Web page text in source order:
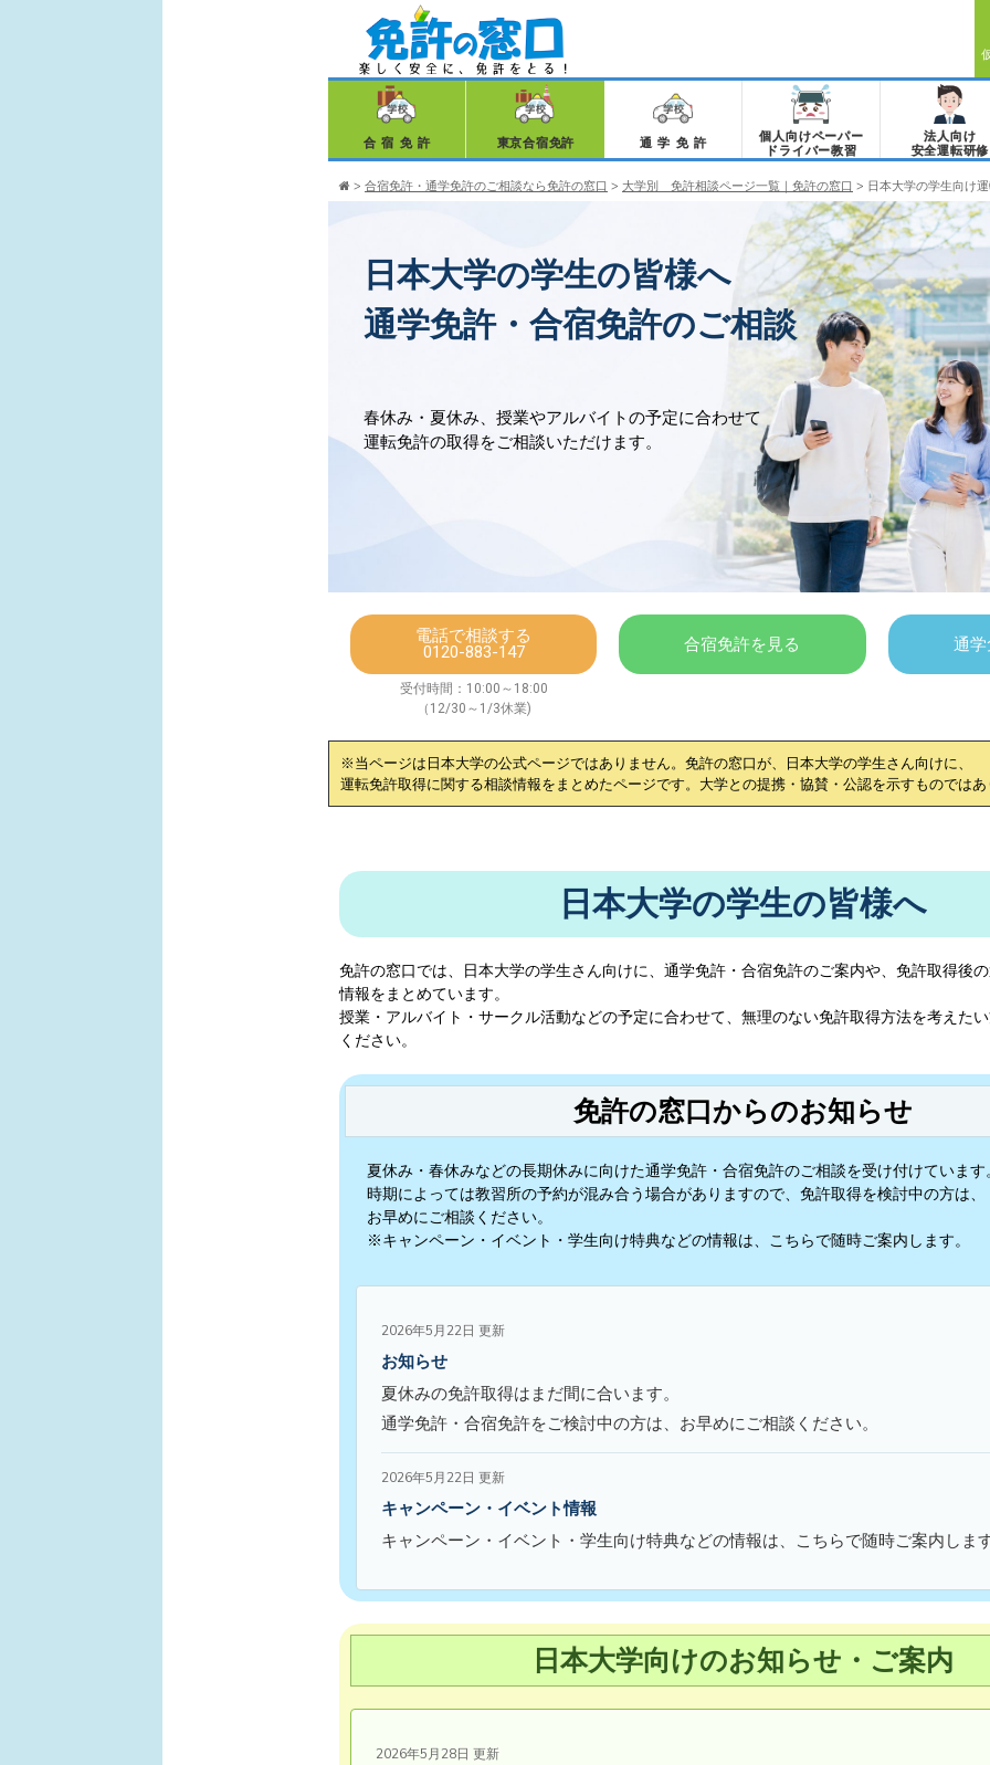
合宿免許 東京合宿免許 通学免許
個人向けペーパー
ドライバー教習
法人向け
安全運転研修
> 合宿免許・通学免許のご相談なら免許の窓口 > 大学別 免許相談ページ一覧｜免許の窓口 > 日本大学の学生向け
日本大学の学生の皆様へ
通学免許・合宿免許のご相談
春休み・夏休み、授業やアルバイトの予定に合わせて
運転免許の取得をご相談いただけます。
電話で相談する
0120-883-147
受付時間：10:00～18:00
（12/30～1/3休業)
合宿免許を見る 通
※当ページは 日本大学の公式ページではありません。免許の窓口が、 日本大学の学生さん向けに、
運転免許取得に関する相談情報をまとめたページです。大学との提携・協賛・公認を示すものでは
日本大学の学生の皆様へ
免許の窓口では、 日本大学の学生さん向けに、通学免許・合宿免許のご案内や、免許取得後
情報をまとめています。
授業・アルバイト・サークル活動などの予定に合わせて、無理のない免許取得方法を考えた
ください。
免許の窓口からのお知らせ
夏休み・春休みなどの長期休みに向けた通学免許・合宿免許のご相談を受け付けています
時期によっては教習所の予約が混み合う場合がありますので、免許取得を検討中の方は、
お早めにご相談ください。
※キャンペーン・イベント・学生向け特典などの情報は、こちらで随時ご案内します。
2026年5月22日 更新
お知らせ
夏休みの免許取得はまだ間に合います。
通学免許・合宿免許をご検討中の方は、お早めにご相談ください。
2026年5月22日 更新
キャンペーン・イベント情報
キャンペーン・イベント・学生向け特典などの情報は、こちらで随時ご案内しま
日本大学向けのお知らせ・ご案内
2026年5月28日 更新